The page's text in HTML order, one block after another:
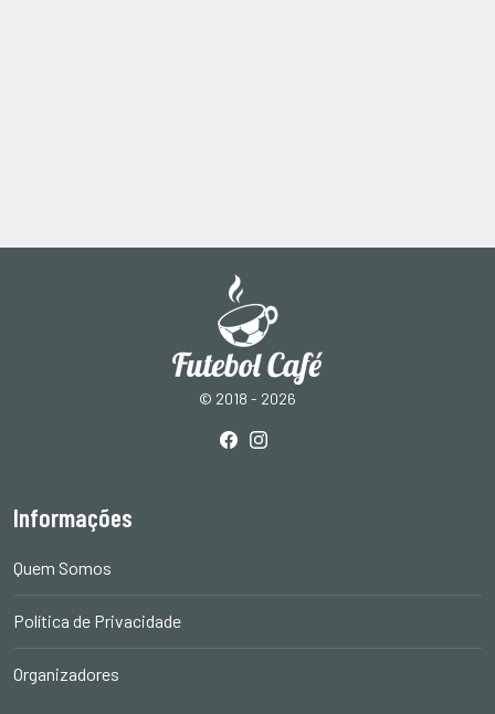
© 2018 - 2026
Informações
Quem Somos
Política de Privacidade
Organizadores